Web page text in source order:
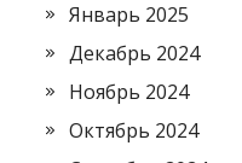
Январь 2025
Декабрь 2024
Ноябрь 2024
Октябрь 2024